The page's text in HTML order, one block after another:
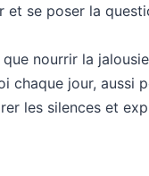
et se poser la
nourrir la
chaque jour, aussi
les silences et